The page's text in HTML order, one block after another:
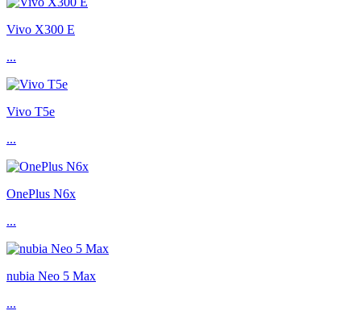
Vivo X300 E
...
Vivo T5e
...
OnePlus N6x
...
nubia Neo 5 Max
...